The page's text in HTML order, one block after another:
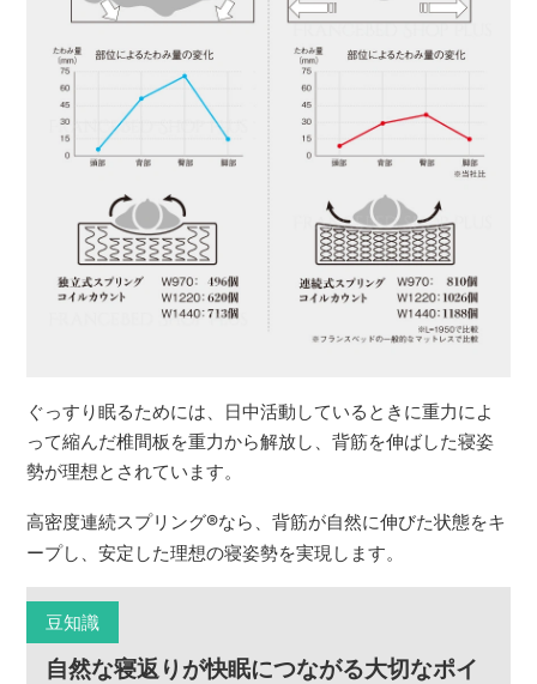
ぐっすり眠るためには、日中活動しているときに重力によ
って縮んだ椎間板を重力から解放し、背筋を伸ばした寝姿
勢が理想とされています。
高密度連続スプリング®なら、背筋が自然に伸びた状態をキ
ープし、安定した理想の寝姿勢を実現します。
豆知識
自然な寝返りが快眠につながる大切なポイ